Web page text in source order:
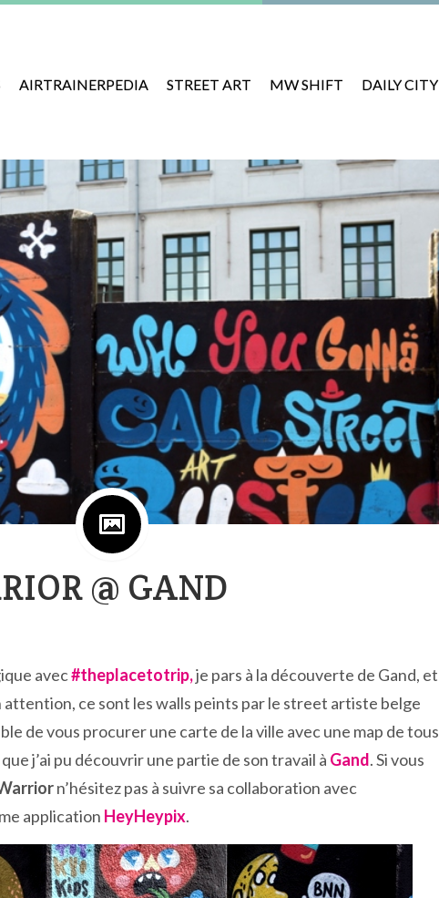
AIRTRAINERPEDIA STREET ART MW SHIFT DAILY CITY
@ GAND
avec#theplacetotrip,je pars à la découverte de Gand, et
ce sont les walls peints par le street artiste belge
de vous procurer une carte de la ville avec une map de tous
j’ai pu découvrir une partie de son travail à Gand. Si vous
n’hésitez pas à suivre sa collaboration avec
application HeyHeypix.